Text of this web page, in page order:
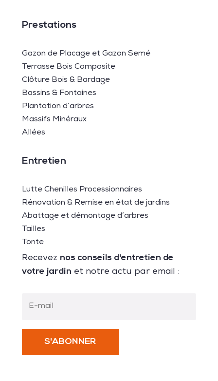
Prestations
Gazon de Placage et Gazon Semé
Terrasse Bois Composite
Clôture Bois & Bardage
Bassins & Fontaines
Plantation d’arbres
Massifs Minéraux
Allées
Entretien
Lutte Chenilles Processionnaires
Rénovation & Remise en état de jardins
Abattage et démontage d’arbres
Tailles
Tonte
Recevez nos conseils d'entretien de
votre jardin et notre actu par email :
S'ABONNER